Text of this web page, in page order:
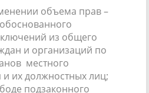
объема прав –
из общего
и организаций по
местного
их должностных лиц;
подзаконного